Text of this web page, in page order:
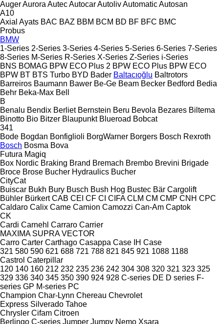
AugerAurora AutecAutocarAutolivAutomaticAutosan
A10
Axial Ayats BAC BAZ BBM BCM BD BF BFC BMC
Probus
BMW
1-Series 2-Series 3-Series 4-Series 5-Series 6-Series 7-Series
8-Series M-Series R-Series X-Series Z-Series i-Series
BNS BOMAG BPW ECO Plus 2 BPW ECO Plus BPW ECO
BPW BT BTS Turbo BYD Bader Baltacıoğlu Baltrotors
Barreiros Baumann Bawer Be-Ge Beam Becker Bedford Bedia
Behr Beka-Max Bell
B
Benalu Bendix Berliet Bernstein Beru Bevola Bezares Biltema
Binotto Bio Bitzer Blaupunkt Blueroad Bobcat
341
Bode Bogdan Bonfiglioli BorgWarner Borgers Bosch Rexroth
Bosch Bosma Bova
Futura Magiq
Box Nordic Braking Brand Bremach Brembo Brevini Brigade
Broce Brose Bucher Hydraulics Bucher
CityCat
Buiscar Bukh Bury Busch Bush Hog Bustec Bär Cargolift
Bühler Bürkert CAB CEI CF CI CIFA CLM CM CMP CNH CPC
Caldaro Calix Came Camion Camozzi Can-Am Captok
CK
Cardi Carnehl Carraro Carrier
MAXIMA SUPRA VECTOR
Carro Carter Carthago Casappa Case IH Case
321 580 590 621 688 721 788 821 845 921 1088 1188
Castrol Caterpillar
120 140 160 212 232 235 236 242 304 308 320 321 323 325
329 336 340 345 350 390 924 928 C-series DE D series F-
series GP M-series PC
Champion Char-Lynn Chereau Chevrolet
Express Silverado Tahoe
Chrysler Cifam Citroen
Berlingo C-series Jumper Jumpy Nemo Xsara